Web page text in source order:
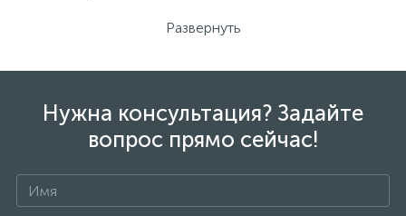
Предлагаем широкий ассортимент
удовлетворить потребности вашего бизнеса.
насосов
Развернуть
Нужна консультация? Задайте
вопрос прямо сейчас!